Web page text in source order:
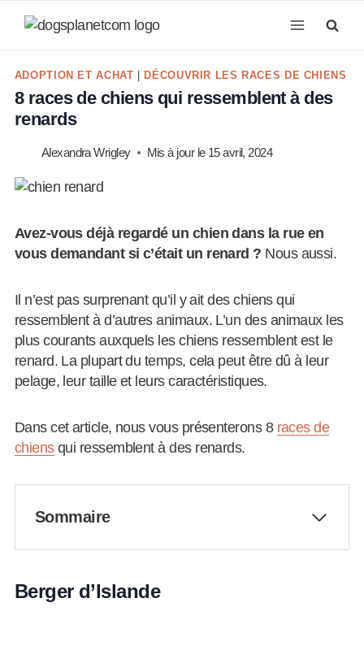
ADOPTION ET ACHAT DÉCOUVRIR LES RACES DE CHIENS
8 races de chiens qui ressemblent à des
renards
Alexandra Wrigley Mis à jour le 15 avril, 2024
Avez-vous déjà regardé un chien dans la rue en
vous demandant si c’était un renard ? Nous aussi.
Il n’est pas surprenant qu’il y ait des chiens qui
ressemblent à d’autres animaux. L’un des animaux les
plus courants auxquels les chiens ressemblent est le
renard. La plupart du temps, cela peut être dû à leur
pelage, leur taille et leurs caractéristiques.
Dans cet article, nous vous présenterons 8 races de
chiensqui ressemblent à des renards.
Sommaire
Berger d’Islande